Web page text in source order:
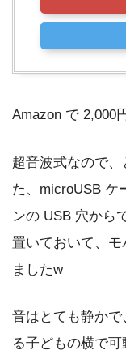
Amazon で 2,000
超音波式なので
た、microUSB ケ
ンの USB 穴から
置いておいて、
ましたw
音はとても静か
る子どもの横で